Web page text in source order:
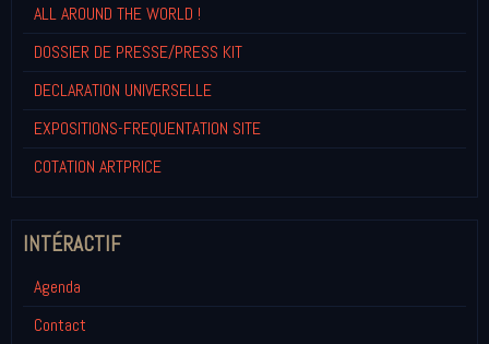
ALL AROUND THE WORLD !
DOSSIER DE PRESSE/PRESS KIT
DECLARATION UNIVERSELLE
EXPOSITIONS-FREQUENTATION SITE
COTATION ARTPRICE
INTÉRACTIF
Agenda
Contact